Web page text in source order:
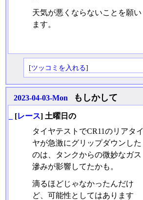
天気が悪くならないことを願い
ます。
[ツッコミを入れる]
2023-04-03-Mon もしかして
[レース] 土曜日の
タイヤテストでCR11のリアタイ
ヤが急激にグリップダウンした
のは、タンクからの微妙なガス
滲みが影響してたかも。
滴るほどじゃなかったんだけ
ど、可能性としてはあります